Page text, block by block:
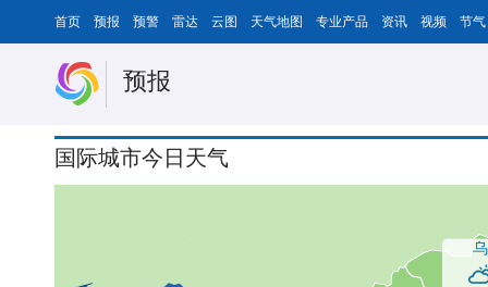
首页 预报 预警 雷达 云图 天气地图 专业产品 资讯 视频 节气
预报
国际城市今日天气